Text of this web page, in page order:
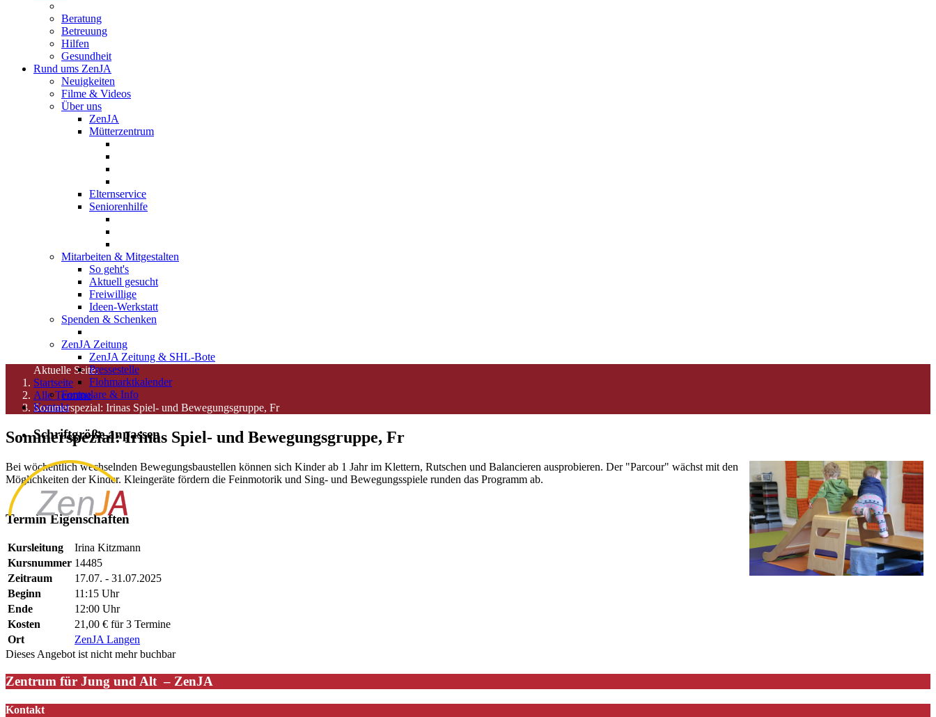
Beratung
Betreuung
Hilfen
Gesundheit
Rund ums ZenJA
Neuigkeiten
Filme & Videos
Über uns
ZenJA
Mütterzentrum
Elternservice
Seniorenhilfe
Mitarbeiten & Mitgestalten
So geht's
Aktuell gesucht
Freiwillige
Ideen-Werkstatt
Spenden & Schenken
ZenJA Zeitung
ZenJA Zeitung & SHL-Bote
Pressestelle
Flohmarktkalender
Formulare & Info
Kontakt
Schriftgröße anpassen
Aktuelle Seite:
Startseite
Alle Termine
Sommerspezial: Irinas Spiel- und Bewegungsgruppe, Fr
Sommerspezial: Irinas Spiel- und Bewegungsgruppe, Fr
Bei wöchentlich wechselnden Bewegungsbaustellen können sich Kinder ab 1 Jahr im Klettern, Rutschen und Balancieren ausprobieren. Der "Parcour" wächst mit den
Möglichkeiten der Kinder. Kleingeräte fördern die Feinmotorik und Sing- und Bewegungsspiele runden das Programm ab.
#Irina
Termin Eigenschaften
Kursleitung
Irina Kitzmann
Kursnummer 14485
Zeitraum
17.07. - 31.07.2025
Beginn
11:15 Uhr
Ende
12:00 Uhr
Kosten
21,00 € für 3 Termine
Ort
ZenJA Langen
Dieses Angebot ist nicht mehr buchbar
Zentrum für Jung und Alt – ZenJA
Kontakt